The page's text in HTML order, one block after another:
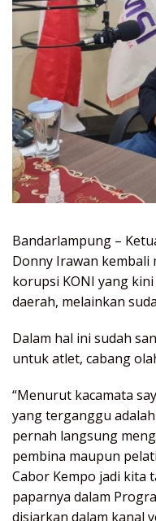
Bandarlampung –
Donny Irawan kembali
korupsi KONI yang
daerah, melainkan
Dalam hal ini sudah
untuk atlet, cabang
“Menurut kacamata
yang terganggu
pernah langsung
pembina maupun
Cabor Kempo jadi kita
paparnya dalam
disiarkan dalam kanal